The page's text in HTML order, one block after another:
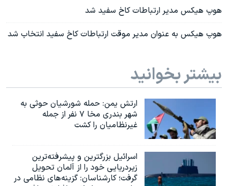
هوپ هیکس مدیر ارتباطات کاخ سفید شد
هوپ هیکس به عنوان مدیر موقت ارتباطات کاخ سفید انتخاب شد
بیشتر بخوانید
ارتش یمن: حمله شورشیان حوثی به
شهر بندری مخا ۷ نفر از جمله
غیرنظامیان را کشت
اسرائيل بزرگترین و پیشرفته‌ترین
زیردریایی خود را از آلمان تحویل
گرفت؛ کارشناسان: گزینه‌های نظامی در